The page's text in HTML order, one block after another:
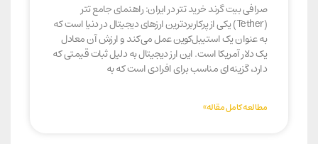
صرافی بیت گرند خرید تتر در ایران: راهنمای جامع تتر
(Tether) یکی از پرکاربردترین ارزهای دیجیتال در دنیا است که
به عنوان یک استیبل‌کوین عمل می‌کند و ارزش آن معادل
یک دلار آمریکا است. این ارز دیجیتال به دلیل ثبات قیمتی که
دارد، گزینه‌ای مناسب برای افرادی است که به
مطالعه کامل مقاله»